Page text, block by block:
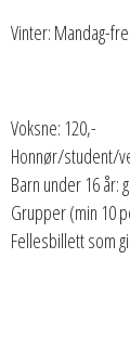
Vinter: Mandag-
Voksne: 120,-
Honnør/student/
Barn under 16 år:
Grupper (min 10
Fellesbillett som